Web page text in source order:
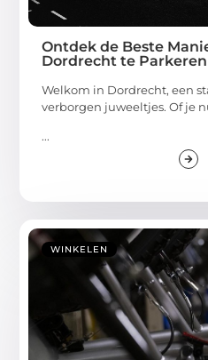
Ontdek de Beste
Dordrecht te Parkeren
Welkom in Dordrecht, een
verborgen juweeltjes. Of je
...
WINKELEN